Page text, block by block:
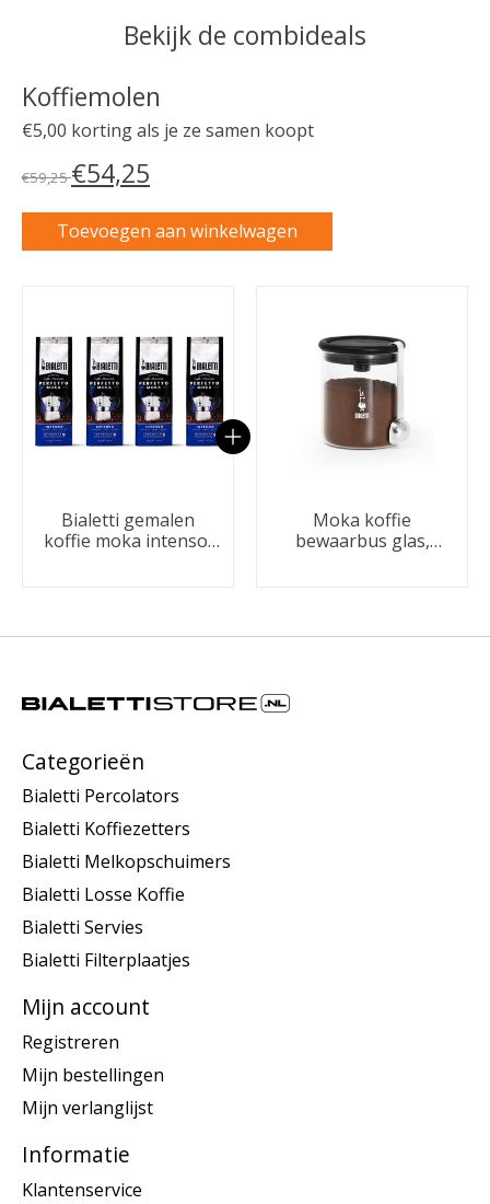
Bekijk de combideals
Koffiemolen
€5,00 korting als je ze samen koopt
€59,25€54,25
Toevoegen aan winkelwagen
Bialetti gemalen
koffie moka intenso,
Moka koffie
bewaarbus glas,
Categorieën
Bialetti Percolators
Bialetti Koffiezetters
Bialetti Melkopschuimers
Bialetti Losse Koffie
Bialetti Servies
Bialetti Filterplaatjes
Mijn account
Registreren
Mijn bestellingen
Mijn verlanglijst
Informatie
Klantenservice